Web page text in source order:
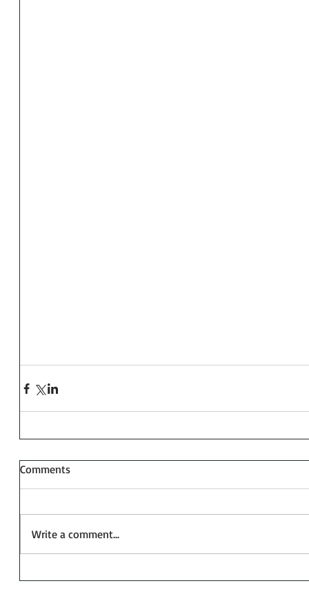
Comments
Write a comment...